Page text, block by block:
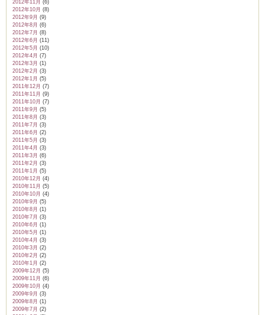
2012年11月 (6)
2012年10月 (8)
2012年9月 (9)
2012年8月 (6)
2012年7月 (8)
2012年6月 (11)
2012年5月 (10)
2012年4月 (7)
2012年3月 (1)
2012年2月 (3)
2012年1月 (5)
2011年12月 (7)
2011年11月 (9)
2011年10月 (7)
2011年9月 (5)
2011年8月 (3)
2011年7月 (3)
2011年6月 (2)
2011年5月 (3)
2011年4月 (3)
2011年3月 (6)
2011年2月 (3)
2011年1月 (5)
2010年12月 (4)
2010年11月 (5)
2010年10月 (4)
2010年9月 (5)
2010年8月 (1)
2010年7月 (3)
2010年6月 (1)
2010年5月 (1)
2010年4月 (3)
2010年3月 (2)
2010年2月 (2)
2010年1月 (2)
2009年12月 (5)
2009年11月 (6)
2009年10月 (4)
2009年9月 (3)
2009年8月 (1)
2009年7月 (2)